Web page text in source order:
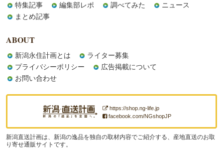
特集記事 編集部レポ 調べてみた
ニュース
まとめ記事
ABOUT
新潟永住計画とは
ライター募集
プライバシーポリシー
広告掲載について
お問い合わせ
https://shop.ng-life.jp
facebook.com/NGshopJP
新潟直送計画は、新潟の逸品を独自の取材内容でご紹介する、産地直送のお取
り寄せ通販サイトです。